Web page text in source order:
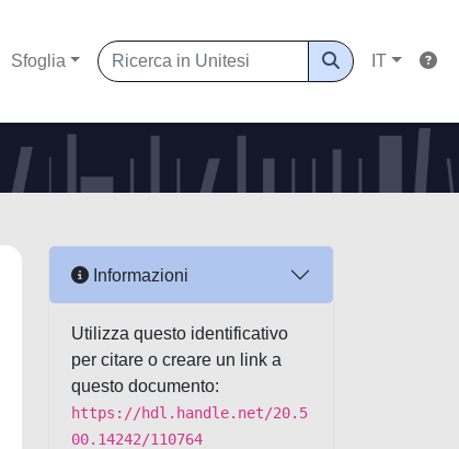
Sfoglia IT
Informazioni
Utilizza questo identificativo
per citare o creare un link a
questo documento:
https://hdl.handle.net/20.5
00.14242/110764